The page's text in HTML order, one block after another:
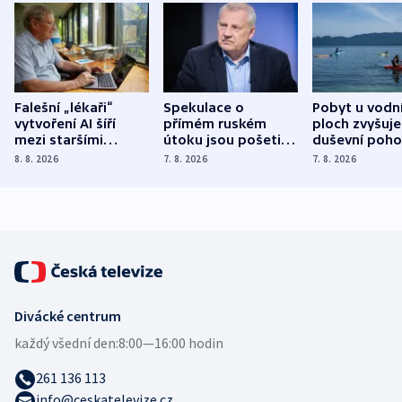
Falešní „lékaři“
vytvoření AI šíří
mezi staršími
Poláky nebezpečné
8. 8. 2026
Spekulace o
přímém ruském
útoku jsou pošetilé,
míní estonský
7. 8. 2026
Pobyt u
ploch zvyšuje
duševní
ukázala
7. 8. 2026
Divácké centrum
každý všední den:8:00—16:00 hodin
261 136 113